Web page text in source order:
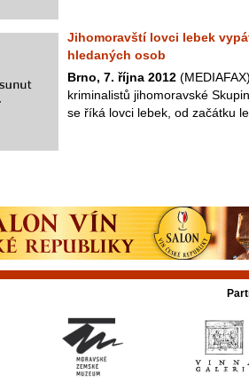
Jihomoravští lovci lebek
hledaných osob
Brno, 7. října 2012
kriminalistů jihomoravské
se říká lovci lebek, od začátku